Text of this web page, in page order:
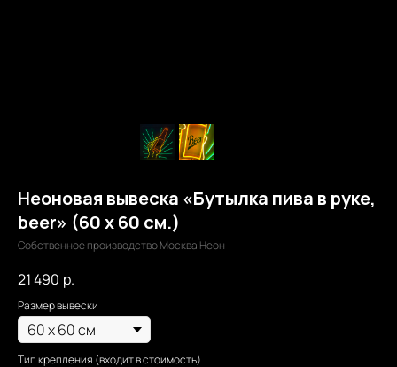
Неоновая вывеска «Бутылка пива в руке,
beer» (60 х 60 см.)
Собственное производство Москва Неон
21 490 р.
Размер вывески
Тип крепления (входит в стоимость)